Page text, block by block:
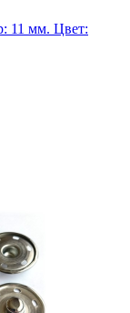
11 мм. Цвет: